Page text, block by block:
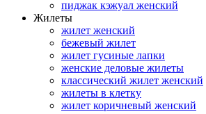
пиджак кэжуал женский
Жилеты
жилет женский
бежевый жилет
жилет гусиные лапки
женские деловые жилеты
классический жилет женский
жилеты в клетку
жилет коричневый женский